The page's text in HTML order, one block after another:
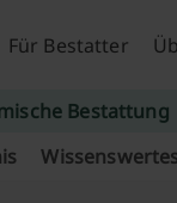
Für Bestatter
Bestattung